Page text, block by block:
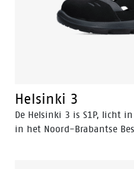
Helsinki 3
De Helsinki 3 is S1P, licht
in het Noord-Brabantse